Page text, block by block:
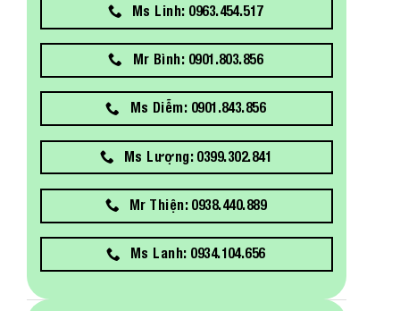
Ms Linh: 0963.454.517
Mr Bình: 0901.803.856
Ms Diễm: 0901.843.856
Ms Lượng: 0399.302.841
Mr Thiện: 0938.440.889
Ms Lanh: 0934.104.656